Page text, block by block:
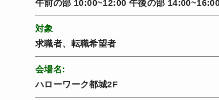
午前の部 10:00~12:00 午後の部
対象
求職者、転職希望者
会場名:
ハローワーク都城2F